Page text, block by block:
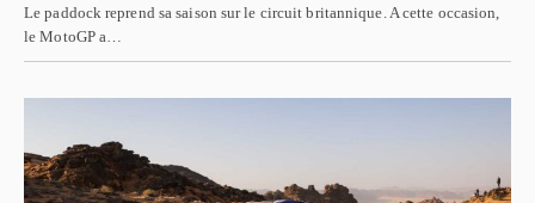
Le paddock reprend sa saison sur le circuit britannique. A cette occasion,
le MotoGP a…